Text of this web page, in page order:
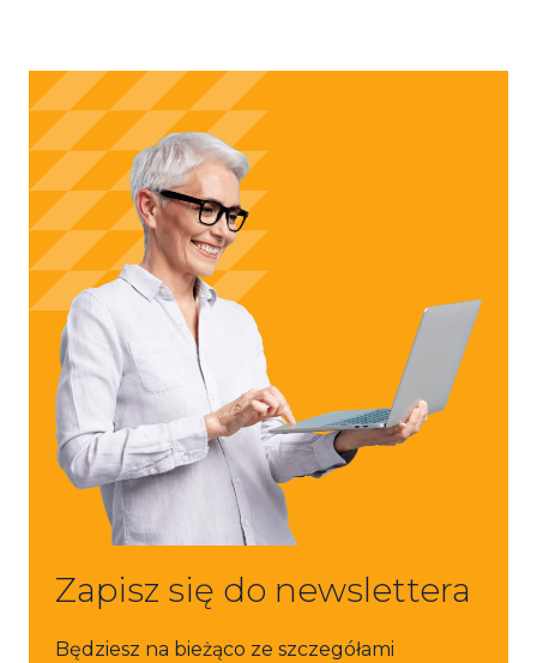
Zapisz się do newslettera
Będziesz na bieżąco ze szczegółami